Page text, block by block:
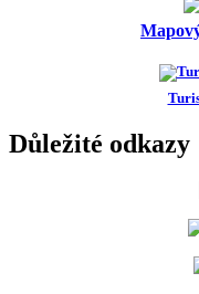
Důležité odkazy